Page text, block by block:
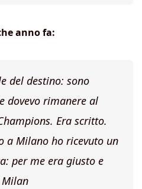
anno fa:
del destino: sono
dovevo rimanere al
Era scritto.
a Milano ho ricevuto un
per me era giusto e